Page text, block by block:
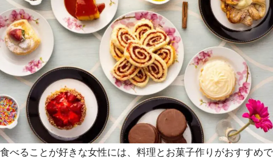
食べることが好きな女性には、料理とお菓子作りがおすすめで